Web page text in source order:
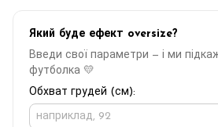
Який буде ефект oversize?
Введи свої параметри — і ми
футболка 💛
Обхват грудей (см):